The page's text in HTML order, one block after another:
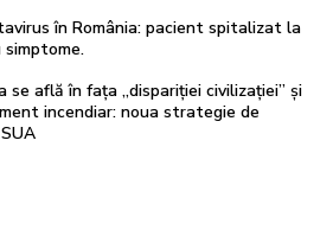
în România: pacient spitalizat la
simptome.
se află în fața „dispariției civilizației” și
incendiar: noua strategie de